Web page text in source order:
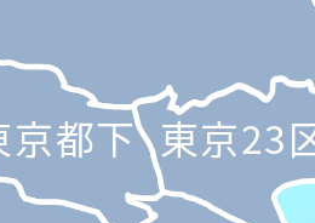
東京23
京都下